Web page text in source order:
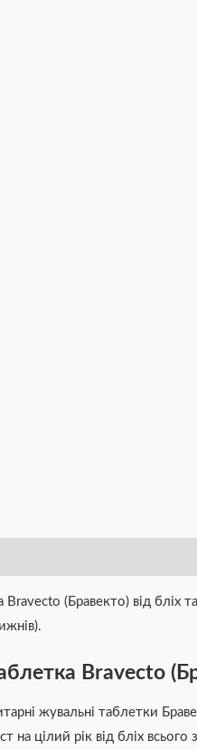
(Бравекто) від бліх
Bravecto
жувальні таблетки
на цілий рік від бліх